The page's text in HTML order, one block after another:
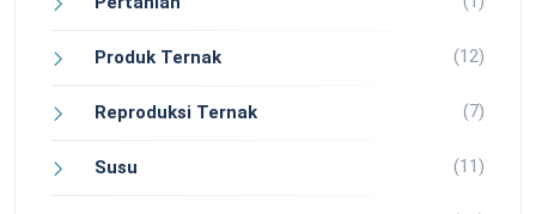
Produk Ternak (12)
Reproduksi Ternak (7)
Susu (11)